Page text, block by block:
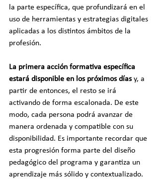
la parte específica, que profundizará en el
uso de herramientas y estrategias digitales
aplicadas a los distintos ámbitos de la
profesión.
La primera acción formativa específica
estará disponible en los próximos días y, a
partir de entonces, el resto se irá
activando de forma escalonada. De este
modo, cada persona podrá avanzar de
manera ordenada y compatible con su
disponibilidad. Es importante recordar que
esta progresión forma parte del diseño
pedagógico del programa y garantiza un
aprendizaje más sólido y contextualizado.